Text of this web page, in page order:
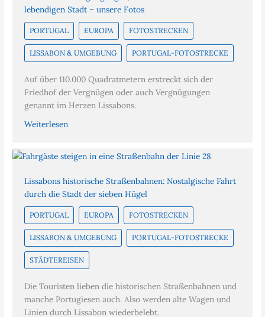
lebendigen Stadt – unsere Fotos
PORTUGAL EUROPA FOTOSTRECKEN
LISSABON & UMGEBUNG PORTUGAL-FOTOSTRECKE
Auf über 110.000 Quadratmetern erstreckt sich der
Friedhof der Vergnügen oder auch Vergnügungen
genannt im Herzen Lissabons.
Weiterlesen
Lissabons historische Straßenbahnen: Nostalgische Fahrt
durch die Stadt der sieben Hügel
PORTUGAL EUROPA FOTOSTRECKEN
LISSABON & UMGEBUNG PORTUGAL-FOTOSTRECKE
STÄDTEREISEN
Die Touristen lieben die historischen Straßenbahnen und
manche Portugiesen auch. Also werden alte Wagen und
Linien durch Lissabon wiederbelebt.